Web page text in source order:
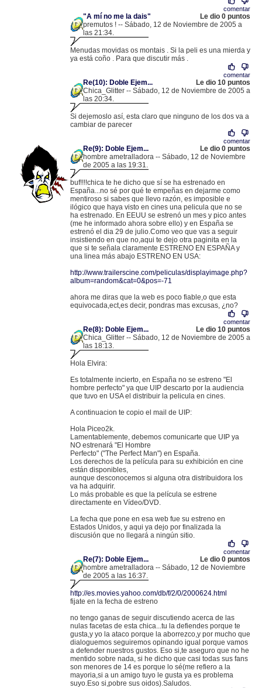
comentar
"A mí no me la dais"
Le dio 0 puntos
premutos ! -- Sábado, 12 de Noviembre de 2005 a
las 21:34.
Menudas movidas os montais . Si la peli es una mierda y
ya está coño . Para que discutir más .
comentar
Re(10): Doble Ejem...
Le dio 10 puntos
Chica_Glitter -- Sábado, 12 de Noviembre de 2005 a
las 20:34.
Si dejemoslo así, esta claro que ninguno de los dos va a
cambiar de parecer
comentar
Re(9): Doble Ejem...
Le dio 0 puntos
hombre ametralladora -- Sábado, 12 de Noviembre
de 2005 a las 19:31.
buf!!!!chica te he dicho que sí se ha estrenado en
España...no sé por qué te empeñas en dejarme como
mentiroso si sabes que llevo razón, es imposible e
ilógico que haya visto en cines una pelicula que no se
ha estrenado. En EEUU se estrenó un mes y pico antes
(me he informado ahora sobre ello) y en España se
estrenó el dia 29 de julio.Como veo que vas a seguir
insistiendo en que no,aqui te dejo otra paginita en la
que si te señala claramente ESTRENO EN ESPAÑA y
una linea más abajo ESTRENO EN USA:
http://www.trailerscine.com/peliculas/displayimage.php?
album=random&cat=0&pos=-71
ahora me diras que la web es poco fiable,o que esta
equivocada,ect,es decir, pondras mas excusas, ¿no?
comentar
Re(8): Doble Ejem...
Le dio 10 puntos
Chica_Glitter -- Sábado, 12 de Noviembre de 2005 a
las 18:13.
Hola Elvira:
Es totalmente incierto, en España no se estreno "El
hombre perfecto" ya que UIP descarto por la audiencia
que tuvo en USA el distribuir la pelicula en cines.
A continuacion te copio el mail de UIP:
Hola Piceo2k.
Lamentablemente, debemos comunicarte que UIP ya
NO estrenará "El Hombre
Perfecto" ("The Perfect Man") en España.
Los derechos de la película para su exhibición en cine
están disponibles,
aunque desconocemos si alguna otra distribuidora los
va ha adquirir.
Lo más probable es que la película se estrene
directamente en Vídeo/DVD.
La fecha que pone en esa web fue su estreno en
Estados Unidos, y aqui ya dejo por finalizada la
discusión que no llegará a ningún sitio.
comentar
Re(7): Doble Ejem...
Le dio 0 puntos
hombre ametralladora -- Sábado, 12 de Noviembre
de 2005 a las 16:37.
http://es.movies.yahoo.com/db/f/2/0/2000624.html
fijate en la fecha de estreno
no tengo ganas de seguir discutiendo acerca de las
nulas facetas de esta chica...tu la defiendes porque te
gusta,y yo la ataco porque la aborrezco,y por mucho que
dialoguemos seguiremos opinando igual porque vamos
a defender nuestros gustos. Eso si,te aseguro que no he
mentido sobre nada, si he dicho que casi todas sus fans
son menores de 14 es porque lo sé(me refiero a la
mayoria,si a un amigo tuyo le gusta ya es problema
suyo.Eso si,pobre sus oidos).Saludos.